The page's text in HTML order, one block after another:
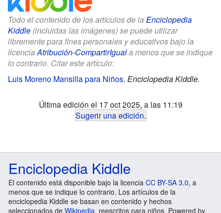
Todo el contenido de los artículos de la Enciclopedia
Kiddle (incluidas las imágenes) se puede utilizar
libremente para fines personales y educativos bajo la
licenciaAtribución-CompartirIguala menos que se indique
lo contrario. Citar este artículo:
Luis Moreno Mansilla para Niños. Enciclopedia Kiddle.
Última edición el 17 oct 2025, a las 11:19
Sugerir una edición.
Enciclopedia Kiddle
El contenido está disponible bajo la licencia CC BY-SA 3.0, a
menos que se indique lo contrario. Los artículos de la
enciclopedia Kiddle se basan en contenido y hechos
seleccionados de Wikipedia, reescritos para niños. Powered by